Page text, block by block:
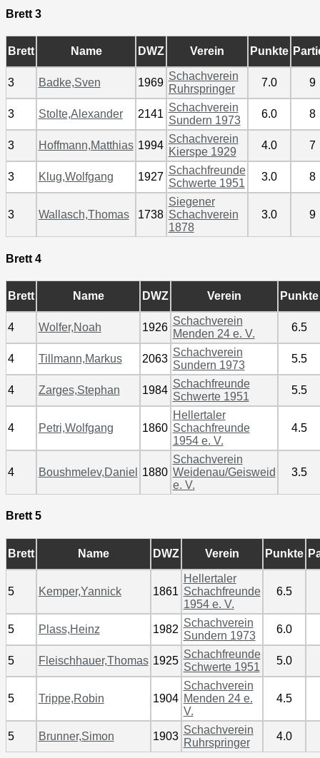
Brett 3
Brett Name DWZ Verein Punkte
3 Badke,Sven 1969
Schachverein
Ruhrspringer
7.0 9
3 Stolte,Alexander 2141
Schachverein
Sundern 1973
6.0 8
3 Hoffmann,Matthias 1994
Schachverein
Kierspe 1929
4.0 7
3 Klug,Wolfgang 1927
Schachfreunde
Schwerte 1951
3.0 8
3 Wallasch,Thomas 1738
Siegener
Schachverein
1878
3.0 9
Brett 4
Brett Name DWZ Verein Punkte
4 Wolfer,Noah 1926
Schachverein
Menden 24 e. V.
6.5
4 Tillmann,Markus 2063
Schachverein
Sundern 1973
5.5
4 Zarges,Stephan 1984
Schachfreunde
Schwerte 1951
5.5
4 Petri,Wolfgang 1860
Hellertaler
Schachfreunde
1954 e. V.
4.5
4 Boushmelev,Daniel 1880
Schachverein
Weidenau/Geisweid
e. V.
3.5
Brett 5
Brett Name DWZ Verein Punkte
5 Kemper,Yannick 1861
Hellertaler
Schachfreunde
1954 e. V.
6.5
5 Plass,Heinz 1982
Schachverein
Sundern 1973
6.0
5 Fleischhauer,Thomas 1925
Schachfreunde
Schwerte 1951
5.0
5 Trippe,Robin 1904
Schachverein
Menden 24 e.
V.
4.5
5 Brunner,Simon 1903
Schachverein
Ruhrspringer
4.0